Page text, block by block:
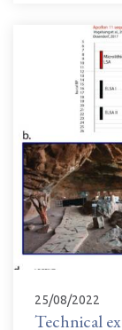
25/08/2022
Technical